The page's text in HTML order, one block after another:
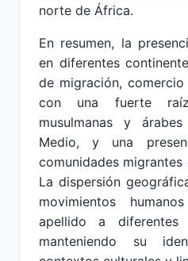
norte de África.
En resumen, la
en diferentes
de migración,
con una fuerte
musulmanas y
Medio, y una
comunidades migrantes
La dispersión
movimientos
apellido a
manteniendo su